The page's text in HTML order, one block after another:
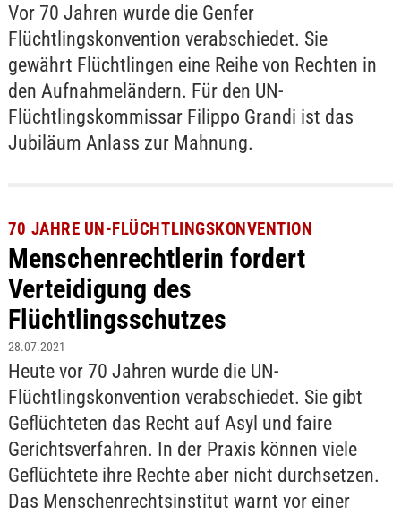
Vor 70 Jahren wurde die Genfer
Flüchtlingskonvention verabschiedet. Sie
gewährt Flüchtlingen eine Reihe von Rechten in
den Aufnahmeländern. Für den UN-
Flüchtlingskommissar Filippo Grandi ist das
Jubiläum Anlass zur Mahnung.
70 JAHRE UN-FLÜCHTLINGSKONVENTION
Menschenrechtlerin fordert
Verteidigung des
Flüchtlingsschutzes
28.07.2021
Heute vor 70 Jahren wurde die UN-
Flüchtlingskonvention verabschiedet. Sie gibt
Geflüchteten das Recht auf Asyl und faire
Gerichtsverfahren. In der Praxis können viele
Geflüchtete ihre Rechte aber nicht durchsetzen.
Das Menschenrechtsinstitut warnt vor einer